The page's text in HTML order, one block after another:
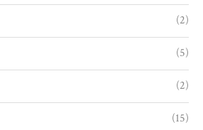
(2)
(5)
(2)
(15)